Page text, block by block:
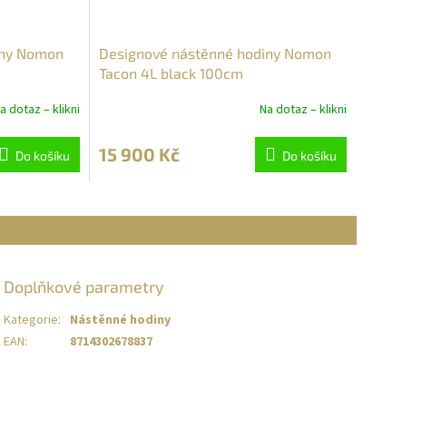
Nomon
dotaz – klikni
Do košíku
Designové nástěnné hodiny Nomon
Tacon 4L black 100cm
Na dotaz – klikni
15 900 Kč Do košíku
Doplňkové parametry
Kategorie: Nástěnné hodiny
EAN: 8714302678837